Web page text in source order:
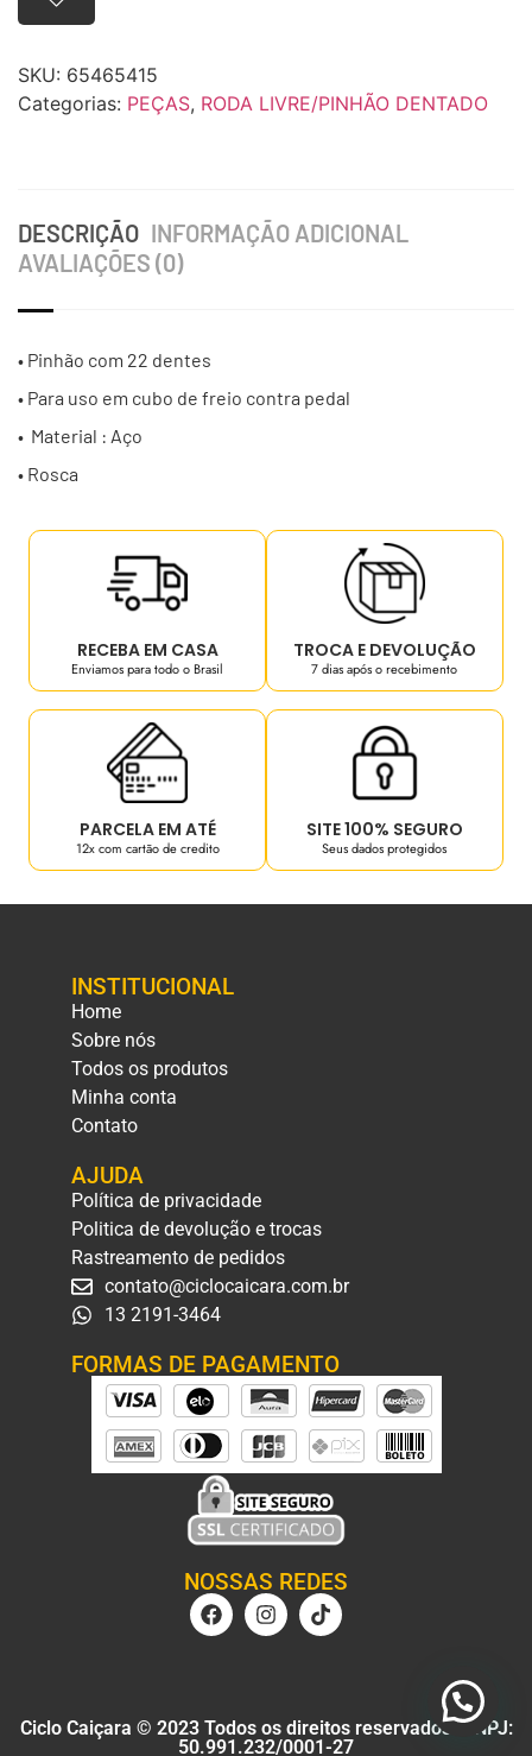
SKU: 65465415
Categorias: PEÇAS, RODA LIVRE/PINHÃO DENTADO
DESCRIÇÃO INFORMAÇÃO ADICIONAL
AVALIAÇÕES (0)
• Pinhão com 22 dentes
• Para uso em cubo de freio contra pedal
• Material : Aço
• Rosca
RECEBA EM CASA
Enviamos para todo o Brasil
TROCA E DEVOLUÇÃO
7 dias após o recebimento
PARCELA EM ATÉ
12x com cartão de credito
SITE 100% SEGURO
Seus dados protegidos
INSTITUCIONAL
Home
Sobre nós
Todos os produtos
Minha conta
Contato
AJUDA
Política de privacidade
Politica de devolução e trocas
Rastreamento de pedidos
contato@ciclocaicara.com.br
13 2191-3464
FORMAS DE PAGAMENTO
NOSSAS REDES
Ciclo Caiçara © 2023 Todos os direitos reservados. CNPJ:
50.991.232/0001-27